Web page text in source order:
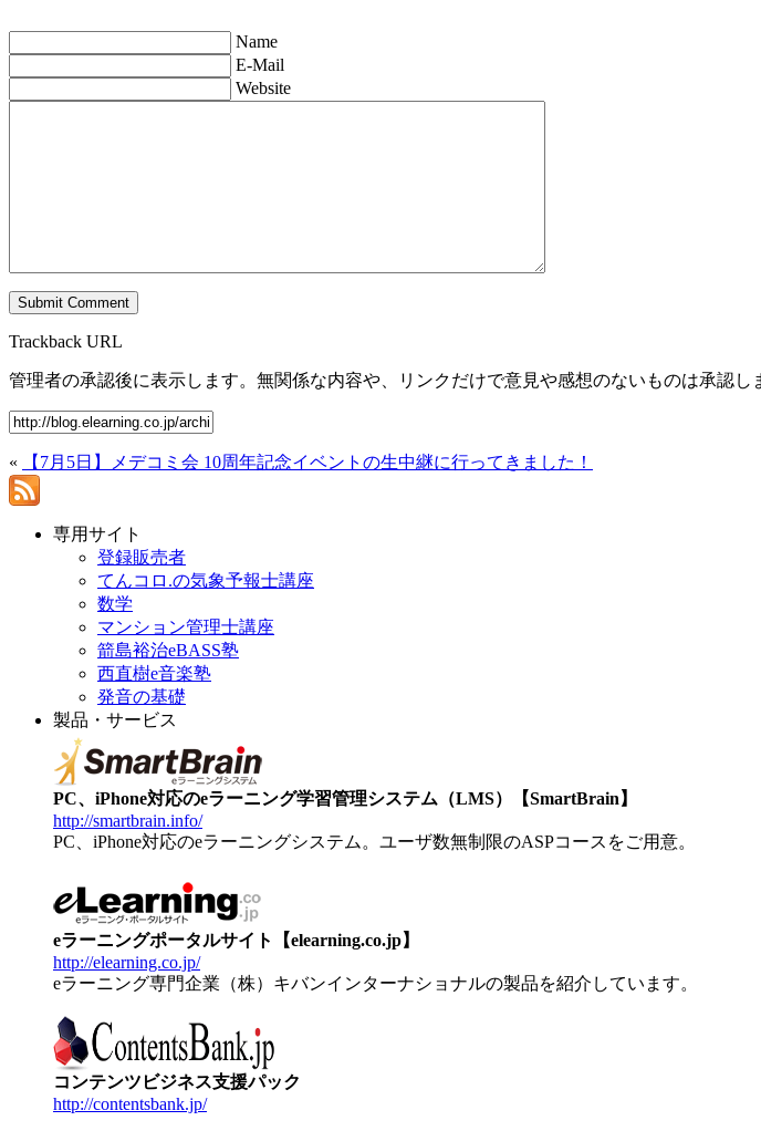
Name
E-Mail
Website
Trackback URL
管理者の承認後に表示します。無関係な内容や、リンクだけで意見や感想のないものは承認し
« 【7月5日】メデコミ会 10周年記念イベントの生中継に行ってきました！
専用サイト
登録販売者
てんコロ.の気象予報士講座
数学
マンション管理士講座
箭島裕治eBASS塾
西直樹e音楽塾
発音の基礎
製品・サービス
PC、iPhone対応のeラーニング学習管理システム（LMS）【SmartBrain】
http://smartbrain.info/
PC、iPhone対応のeラーニングシステム。ユーザ数無制限のASPコースをご用意。
eラーニングポータルサイト【elearning.co.jp】
http://elearning.co.jp/
eラーニング専門企業（株）キバンインターナショナルの製品を紹介しています。
コンテンツビジネス支援パック
http://contentsbank.jp/